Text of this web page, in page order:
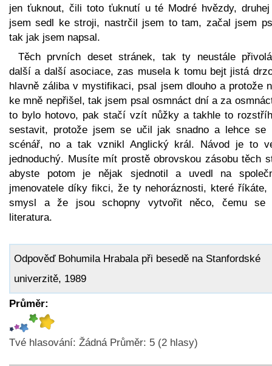
jen ťuknout, čili toto ťuknutí u té Modré hvězdy, druhej
jsem sedl ke stroji, nastrčil jsem to tam, začal jsem
tak jak jsem napsal.
Těch prvních deset stránek, tak ty neustále
další a další asociace, zas musela k tomu bejt jistá
hlavně záliba v mystifikaci, psal jsem dlouho a protože
ke mně nepřišel, tak jsem psal osmnáct dní a za
to bylo hotovo, pak stačí vzít nůžky a takhle to
sestavit, protože jsem se učil jak snadno a lehce se
scénář, no a tak vznikl Anglický král. Návod je to
jednoduchý. Musíte mít prostě obrovskou zásobu těch
abyste potom je nějak sjednotil a uvedl na
jmenovatele díky fikci, že ty nehoráznosti, které říkáte,
smysl a že jsou schopny vytvořit něco, čemu se
literatura.
Odpověď Bohumila Hrabala při besedě na Stanfordské
univerzitě, 1989
Průměr:
Tvé hlasování: Žádná Průměr: 5 (2 hlasy)